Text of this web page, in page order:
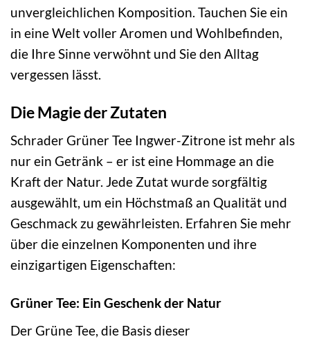
unvergleichlichen Komposition. Tauchen Sie ein
in eine Welt voller Aromen und Wohlbefinden,
die Ihre Sinne verwöhnt und Sie den Alltag
vergessen lässt.
Die Magie der Zutaten
Schrader Grüner Tee Ingwer-Zitrone ist mehr als
nur ein Getränk – er ist eine Hommage an die
Kraft der Natur. Jede Zutat wurde sorgfältig
ausgewählt, um ein Höchstmaß an Qualität und
Geschmack zu gewährleisten. Erfahren Sie mehr
über die einzelnen Komponenten und ihre
einzigartigen Eigenschaften:
Grüner Tee: Ein Geschenk der Natur
Der Grüne Tee, die Basis dieser